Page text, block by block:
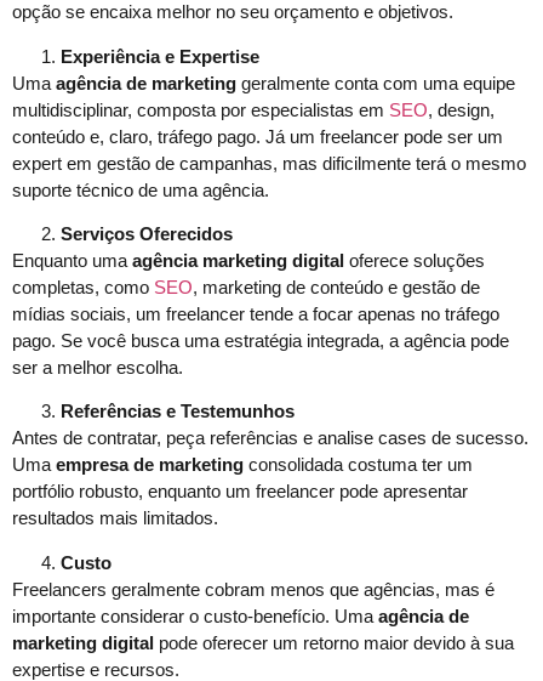
opção se encaixa melhor no seu orçamento e objetivos.
Experiência e Expertise
Uma agência de marketing geralmente conta com uma equipe
multidisciplinar, composta por especialistas em SEO, design,
conteúdo e, claro, tráfego pago. Já um freelancer pode ser um
expert em gestão de campanhas, mas dificilmente terá o mesmo
suporte técnico de uma agência.
Serviços Oferecidos
Enquanto uma agência marketing digital oferece soluções
completas, como SEO, marketing de conteúdo e gestão de
mídias sociais, um freelancer tende a focar apenas no tráfego
pago. Se você busca uma estratégia integrada, a agência pode
ser a melhor escolha.
Referências e Testemunhos
Antes de contratar, peça referências e analise cases de sucesso.
Umaempresa de marketing consolidada costuma ter um
portfólio robusto, enquanto um freelancer pode apresentar
resultados mais limitados.
Custo
Freelancers geralmente cobram menos que agências, mas é
importante considerar o custo-benefício. Uma agência de
marketing digital pode oferecer um retorno maior devido à sua
expertise e recursos.